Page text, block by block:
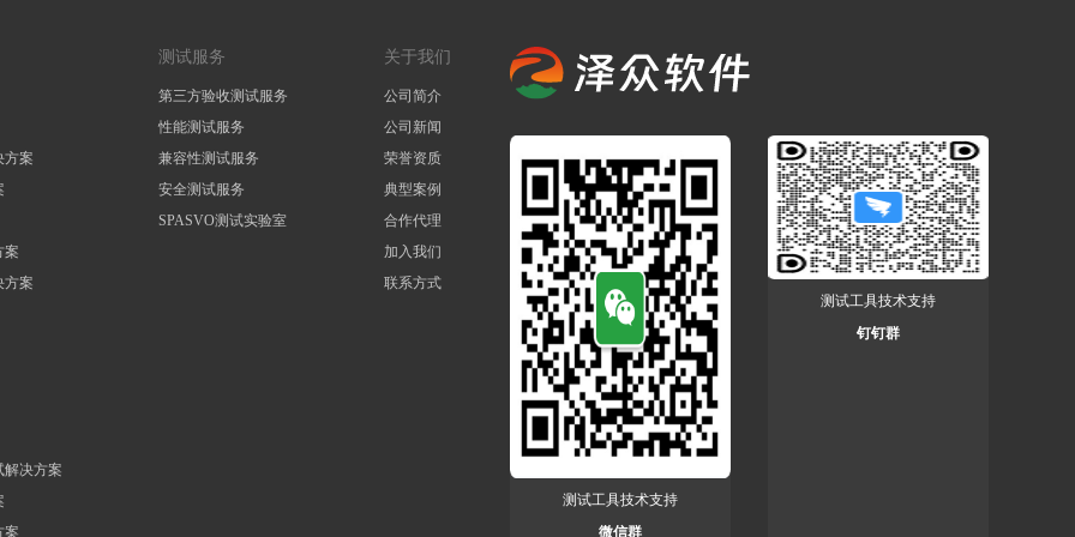
方案
案
方案
解决方案
案
测试服务
第三方验收测试服务
性能测试服务
兼容性测试服务
安全测试服务
SPASVO测试实验室
关于我们
公司简介
公司新闻
荣誉资质
典型案例
合作代理
加入我们
联系方式
测试工具技术支持
微信群
测试工具技术支持
钉钉群